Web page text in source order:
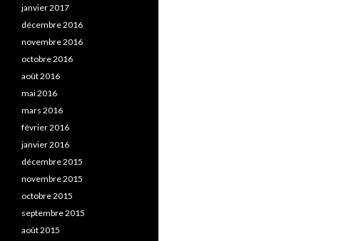
janvier 2017
décembre 2016
novembre 2016
octobre 2016
août 2016
mai 2016
mars 2016
février 2016
janvier 2016
décembre 2015
novembre 2015
octobre 2015
septembre 2015
août 2015